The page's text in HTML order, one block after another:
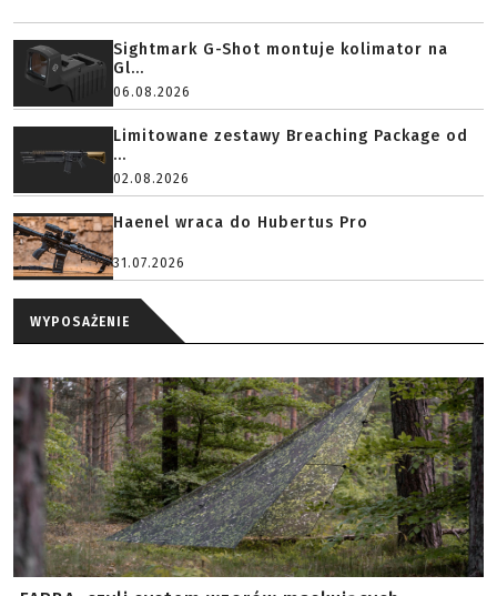
Sightmark G-Shot montuje kolimator na
Gl...
06.08.2026
Limitowane zestawy Breaching Package od
...
02.08.2026
Haenel wraca do Hubertus Pro
31.07.2026
WYPOSAŻENIE